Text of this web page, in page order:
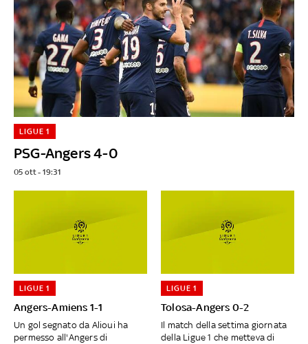
PSG-Angers 4-0
LIGUE 1
05 ott - 19:31
Angers-Amiens 1-1
LIGUE 1
Un gol segnato da Alioui ha
permesso all'Angers di
Tolosa-Angers 0-2
LIGUE 1
Il match della settima giornata
della Ligue 1 che metteva di